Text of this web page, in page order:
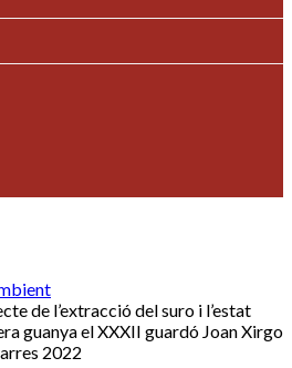
de l’extracció del suro i l’estat
guanya el XXXII guardó Joan Xirgo
2022